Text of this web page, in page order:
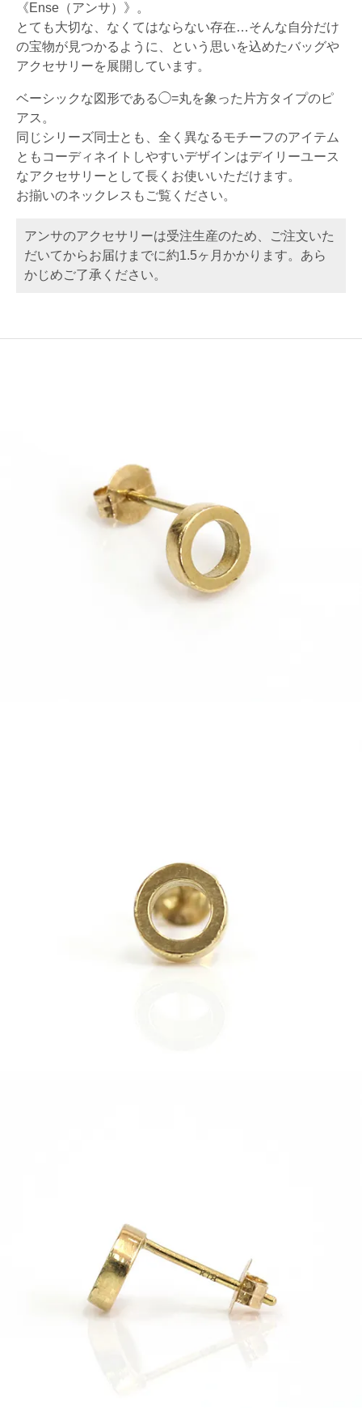
《Ense（アンサ）》。
とても大切な、なくてはならない存在…そんな自分だけ
の宝物が見つかるように、という思いを込めたバッグや
アクセサリーを展開しています。
ベーシックな図形である◯=丸を象った片方タイプのピ
アス。
同じシリーズ同士とも、全く異なるモチーフのアイテム
ともコーディネイトしやすいデザインはデイリーユース
なアクセサリーとして長くお使いいただけます。
お揃いのネックレスもご覧ください。
アンサのアクセサリーは受注生産のため、ご注文いた
だいてからお届けまでに約1.5ヶ月かかります。あら
かじめご了承ください。